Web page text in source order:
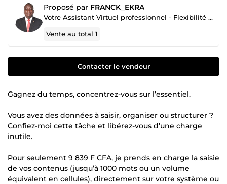
Proposé par FRANCK_EKRA
Votre Assistant Virtuel professionnel - Flexibilité et Expertise pour Tous Vos Projets
Vente au total1
Contacter le vendeur
Gagnez du temps, concentrez-vous sur l’essentiel.
Vous avez des données à saisir, organiser ou structurer ?
Confiez-moi cette tâche et libérez-vous d’une charge
inutile.
Pour seulement 9 839 F CFA, je prends en charge la saisie
de vos contenus (jusqu’à 1000 mots ou un volume
équivalent en cellules), directement sur votre système ou